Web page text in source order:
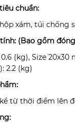
chuẩn:
xám, túi
(Bao gồm
0.6 (kg), Size
2.2 (kg)
từ thời điểm lên